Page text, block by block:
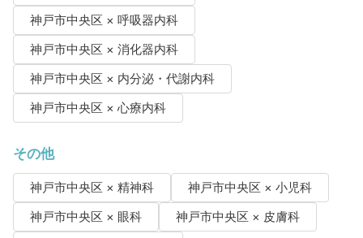
神戸市中央区 × 呼吸器内科
神戸市中央区 × 消化器内科
神戸市中央区 × 内分泌・代謝内科
神戸市中央区 × 心療内科
その他
神戸市中央区 × 精神科
神戸市中央区 × 小児科
神戸市中央区 × 眼科
神戸市中央区 × 皮膚科